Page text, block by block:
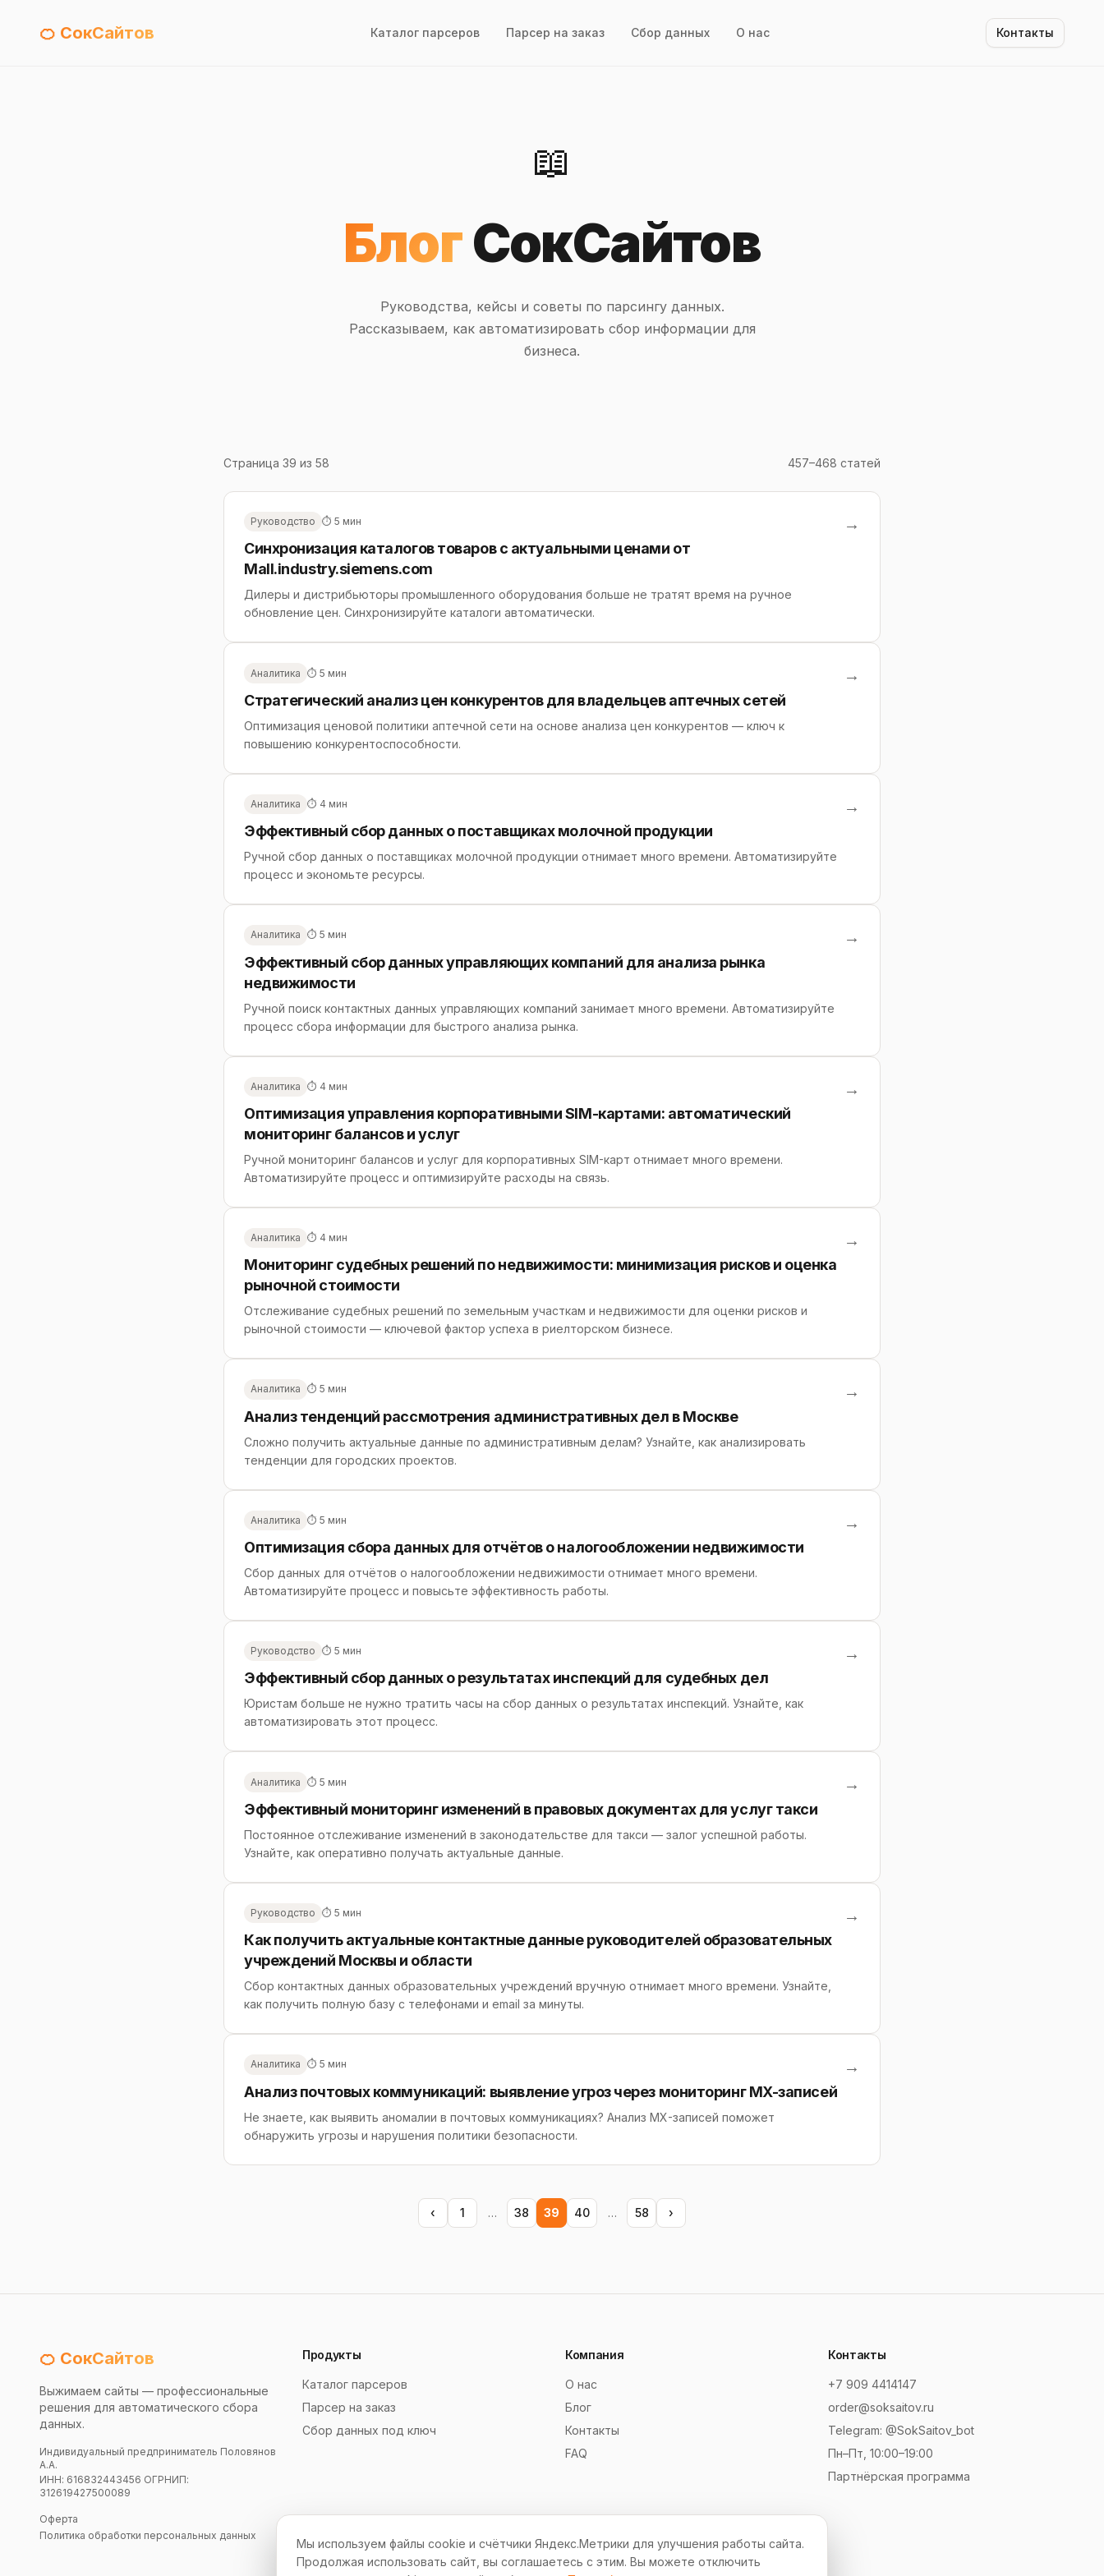
🍊 СокСайтов Каталог парсеров Парсер на заказ Сбор данных О нас Контакты
📖
БлогСокСайтов
Руководства, кейсы и советы по парсингу данных.
Рассказываем, как автоматизировать сбор информации для
бизнеса.
Страница 39 из 58 457–468 статей
Руководство ⏱ 5 мин
Синхронизация каталогов товаров с актуальными ценами от
Mall.industry.siemens.com
Дилеры и дистрибьюторы промышленного оборудования больше не тратят время на ручное
обновление цен. Синхронизируйте каталоги автоматически.
→
Аналитика ⏱ 5 мин
Стратегический анализ цен конкурентов для владельцев аптечных сетей
Оптимизация ценовой политики аптечной сети на основе анализа цен конкурентов — ключ к
повышению конкурентоспособности.
→
Аналитика ⏱ 4 мин
Эффективный сбор данных о поставщиках молочной продукции
Ручной сбор данных о поставщиках молочной продукции отнимает много времени. Автоматизируйте
процесс и экономьте ресурсы.
→
Аналитика ⏱ 5 мин
Эффективный сбор данных управляющих компаний для анализа рынка
недвижимости
Ручной поиск контактных данных управляющих компаний занимает много времени. Автоматизируйте
процесс сбора информации для быстрого анализа рынка.
→
Аналитика ⏱ 4 мин
Оптимизация управления корпоративными SIM-картами: автоматический
мониторинг балансов и услуг
Ручной мониторинг балансов и услуг для корпоративных SIM-карт отнимает много времени.
Автоматизируйте процесс и оптимизируйте расходы на связь.
→
Аналитика ⏱ 4 мин
Мониторинг судебных решений по недвижимости: минимизация рисков и оценка
рыночной стоимости
Отслеживание судебных решений по земельным участкам и недвижимости для оценки рисков и
рыночной стоимости — ключевой фактор успеха в риелторском бизнесе.
→
Аналитика ⏱ 5 мин
Анализ тенденций рассмотрения административных дел в Москве
Сложно получить актуальные данные по административным делам? Узнайте, как анализировать
тенденции для городских проектов.
→
Аналитика ⏱ 5 мин
Оптимизация сбора данных для отчётов о налогообложении недвижимости
Сбор данных для отчётов о налогообложении недвижимости отнимает много времени.
Автоматизируйте процесс и повысьте эффективность работы.
→
Руководство ⏱ 5 мин
Эффективный сбор данных о результатах инспекций для судебных дел
Юристам больше не нужно тратить часы на сбор данных о результатах инспекций. Узнайте, как
автоматизировать этот процесс.
→
Аналитика ⏱ 5 мин
Эффективный мониторинг изменений в правовых документах для услуг такси
Постоянное отслеживание изменений в законодательстве для такси — залог успешной работы.
Узнайте, как оперативно получать актуальные данные.
→
Руководство ⏱ 5 мин
Как получить актуальные контактные данные руководителей образовательных
учреждений Москвы и области
Сбор контактных данных образовательных учреждений вручную отнимает много времени. Узнайте,
как получить полную базу с телефонами и email за минуты.
→
Аналитика ⏱ 5 мин
Анализ почтовых коммуникаций: выявление угроз через мониторинг MX-записей
Не знаете, как выявить аномалии в почтовых коммуникациях? Анализ MX-записей поможет
обнаружить угрозы и нарушения политики безопасности.
→
‹ 1 … 38 39 40 … 58 ›
🍊 СокСайтов
Выжимаем сайты — профессиональные
решения для автоматического сбора
данных.
Индивидуальный предприниматель Половянов
А.А.
ИНН: 616832443456 ОГРНИП:
312619427500089
Оферта
Политика обработки персональных данных
Продукты
Каталог парсеров
Парсер на заказ
Сбор данных под ключ
Компания
О нас
Блог
Контакты
FAQ
Контакты
+7 909 4414147
order@soksaitov.ru
Telegram: @SokSaitov_bot
Пн–Пт, 10:00–19:00
Партнёрская программа
Мы используем файлы cookie и счётчики Яндекс.Метрики для улучшения работы сайта.
Продолжая использовать сайт, вы соглашаетесь с этим. Вы можете отключить